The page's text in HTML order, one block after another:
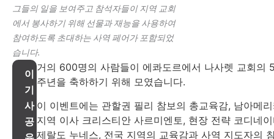
그들의 일을 보여주고 참석자들이 지역 교회
에서 봉사하기 위해 선물과 재능을 사용하여
참여하도록 초대하는 사역 페어가 포함되었
습니다.
이
기
사
공
거의 600명의 사람들이 에콰도르에서 나사렛 교회의
주년을 축하하기 위해 모였습니다.
이 이벤트에는 관할권 필리 참보의 총교육감, 남아메
지역 이사 크리스티안 사르미엔토, 현장 전략 코디네
제랄도 누네스, 전국 지역의 교육감과 사역 지도자의